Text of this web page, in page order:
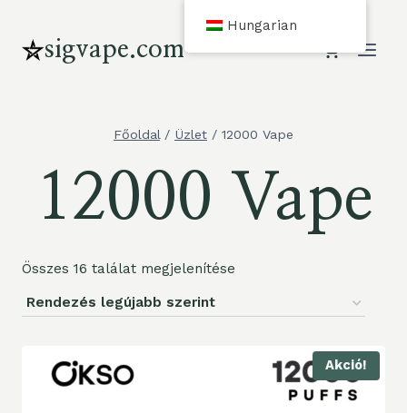
tartalomrasigvape.com
Főoldal / Üzlet / 12000 Vape
12000 Vape
Összes 16 találat megjelenítése
Akció!
Hungarian